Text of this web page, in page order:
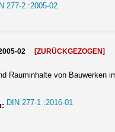
277-2 :2005-02
02 [ZURÜCKGEZOGEN]
Rauminhalte von Bauwerken
DIN 277-1 :2016-01